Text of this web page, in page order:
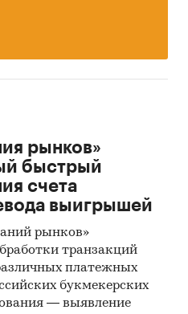
рынков»
быстрый
счета
выигрышей
рынков»
транзакций
платежных
букмекерских
— выявление